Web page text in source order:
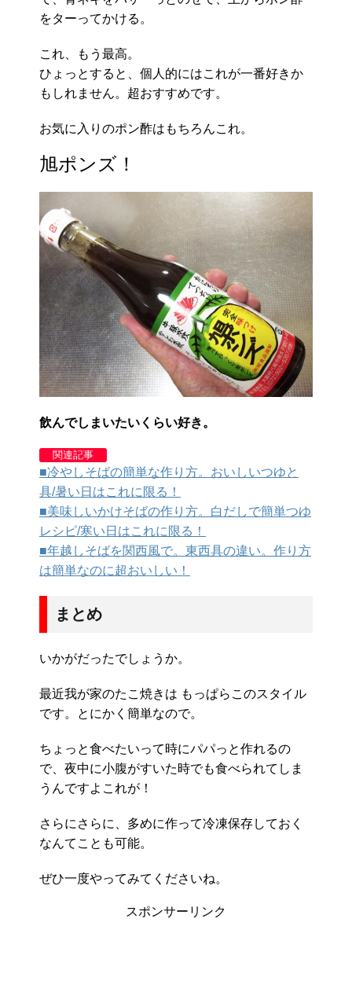
をターってかける。
これ、もう最高。
ひょっとすると、個人的にはこれが一番好きか
もしれません。超おすすめです。
お気に入りのポン酢はもちろんこれ。
旭ポンズ！
飲んでしまいたいくらい好き。
関連記事
■冷やしそばの簡単な作り方。おいしいつゆと
具/暑い日はこれに限る！
■美味しいかけそばの作り方。白だしで簡単つゆ
レシピ/寒い日はこれに限る！
■年越しそばを関西風で。東西具の違い。作り方
は簡単なのに超おいしい！
まとめ
いかがだったでしょうか。
最近我が家のたこ焼きは もっぱらこのスタイル
です。とにかく簡単なので。
ちょっと食べたいって時にパパっと作れるの
で、夜中に小腹がすいた時でも食べられてしま
うんですよこれが！
さらにさらに、多めに作って冷凍保存しておく
なんてことも可能。
ぜひ一度やってみてくださいね。
スポンサーリンク